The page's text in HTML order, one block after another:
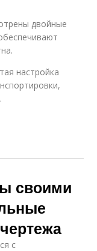
двойные
настройка
своими
с